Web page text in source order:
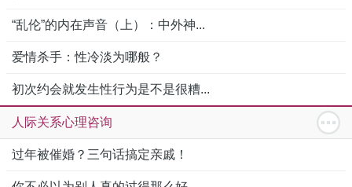
“乱伦”的内在声音（上）：中外神...
爱情杀手：性冷淡为哪般？
初次约会就发生性行为是不是很糟...
人际关系心理咨询
过年被催婚？三句话搞定亲戚！